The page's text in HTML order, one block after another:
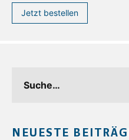
Jetzt bestellen
NEUESTE